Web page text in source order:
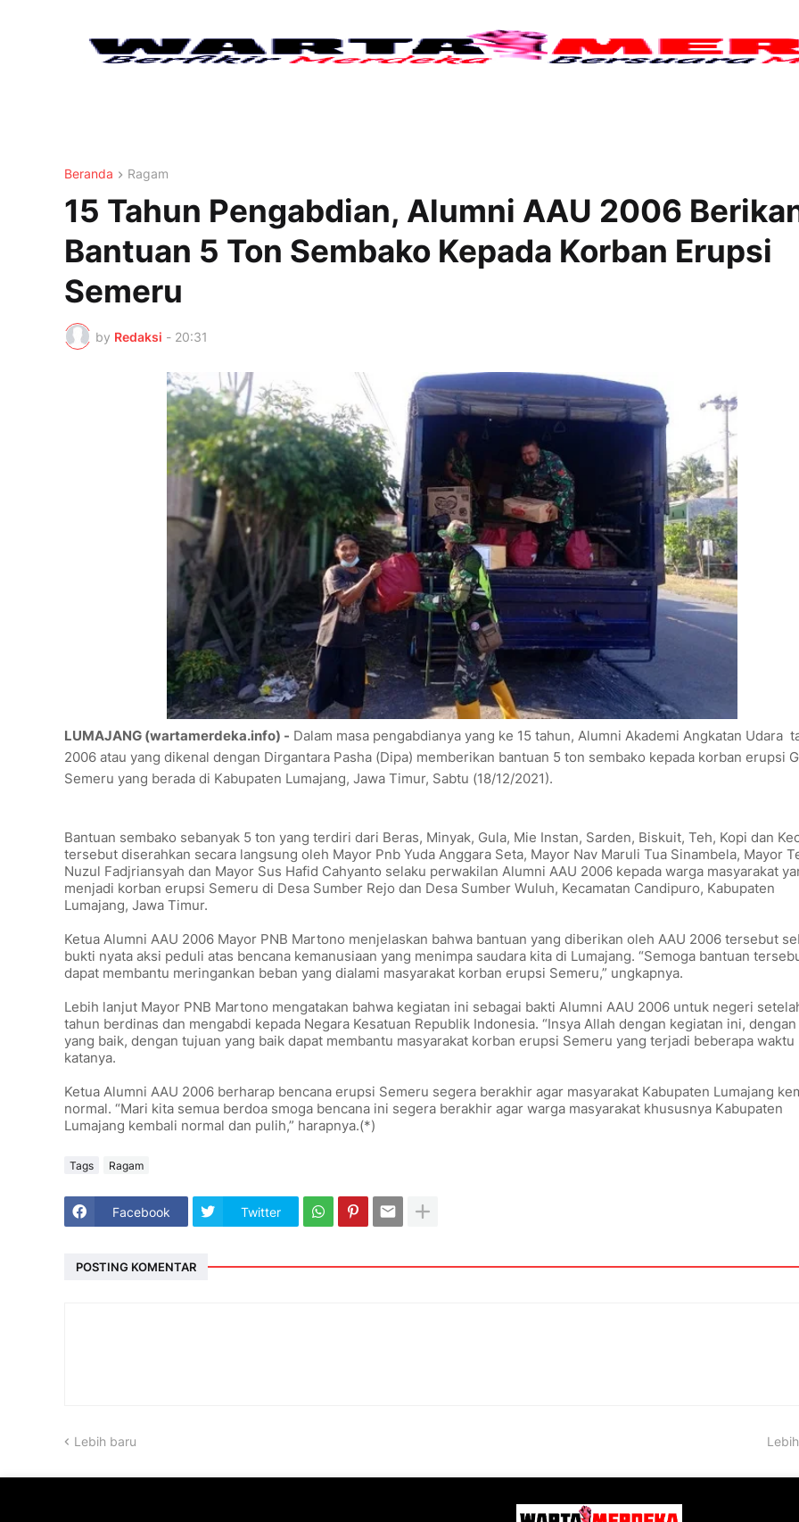
Beranda Ragam
15 Tahun Pengabdian, Alumni AAU 2006
Bantuan 5 Ton Sembako Kepada Korban Erupsi
Semeru
by Redaksi - 20:31
LUMAJANG (wartamerdeka.info) - Dalam masa pengabdianya yang ke 15 tahun, Alumni Akademi Angkatan Udara
2006 atau yang dikenal dengan Dirgantara Pasha (Dipa) memberikan bantuan 5 ton sembako kepada korban erupsi
Semeru yang berada di Kabupaten Lumajang, Jawa Timur, Sabtu (18/12/2021).
Bantuan sembako sebanyak 5 ton yang terdiri dari Beras, Minyak, Gula, Mie Instan, Sarden, Biskuit, Teh, Kopi dan
tersebut diserahkan secara langsung oleh Mayor Pnb Yuda Anggara Seta, Mayor Nav Maruli Tua Sinambela, Mayor
Nuzul Fadjriansyah dan Mayor Sus Hafid Cahyanto selaku perwakilan Alumni AAU 2006 kepada warga masyarakat
menjadi korban erupsi Semeru di Desa Sumber Rejo dan Desa Sumber Wuluh, Kecamatan Candipuro, Kabupaten
Lumajang, Jawa Timur.
Ketua Alumni AAU 2006 Mayor PNB Martono menjelaskan bahwa bantuan yang diberikan oleh AAU 2006 tersebut
bukti nyata aksi peduli atas bencana kemanusiaan yang menimpa saudara kita di Lumajang. “Semoga bantuan
dapat membantu meringankan beban yang dialami masyarakat korban erupsi Semeru,” ungkapnya.
Lebih lanjut Mayor PNB Martono mengatakan bahwa kegiatan ini sebagai bakti Alumni AAU 2006 untuk negeri
tahun berdinas dan mengabdi kepada Negara Kesatuan Republik Indonesia. “Insya Allah dengan kegiatan ini,
yang baik, dengan tujuan yang baik dapat membantu masyarakat korban erupsi Semeru yang terjadi beberapa waktu
katanya.
Ketua Alumni AAU 2006 berharap bencana erupsi Semeru segera berakhir agar masyarakat Kabupaten Lumajang
normal. “Mari kita semua berdoa smoga bencana ini segera berakhir agar warga masyarakat khususnya Kabupaten
Lumajang kembali normal dan pulih,” harapnya.(*)
Tags Ragam
Facebook Twitter
POSTING KOMENTAR
Lebih baru